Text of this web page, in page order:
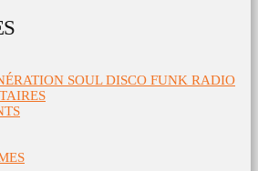
SOUL DISCO FUNK RADIO